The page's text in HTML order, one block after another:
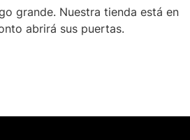
grande. Nuestra tienda está en
abrirá sus puertas.